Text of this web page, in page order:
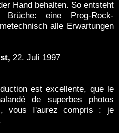
Hand behalten. So entsteht
Brüche: eine Prog-Rock-
alle Erwartungen
22. Juli 1997
est excellente, que le
de superbes photos
vous I'aurez compris : je